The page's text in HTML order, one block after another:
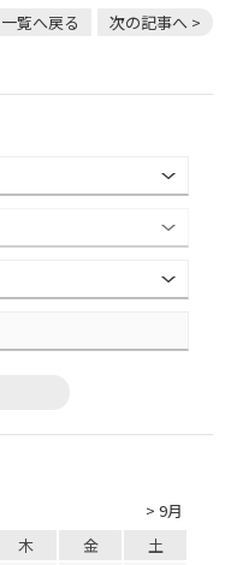
一覧へ戻る 次の記事へ >
> 9月
木 金
土